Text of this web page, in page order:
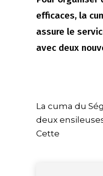
efficaces, la
assure le
avec deux
La cuma du
deux
Cette